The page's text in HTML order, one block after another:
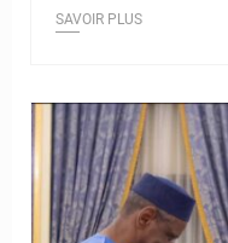
SAVOIR PLUS